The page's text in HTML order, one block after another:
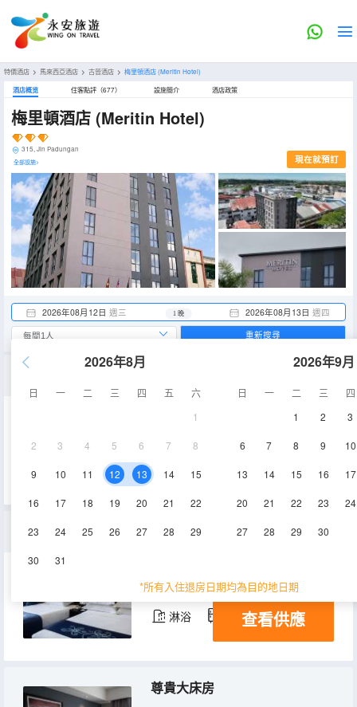
特價酒店 > 馬來西亞酒店 > 古晉酒店 > 梅里頓酒店(Meritin Hotel)
酒店概览 住客點評（677） 設施簡介 酒店政策
梅里頓酒店 (Meritin Hotel)
315, Jln Padungan
全部設施> 現在就預訂
2026年08月12日 週三 2026年08月13日 週四
1 晚
2026年8月
日 一 二 三 四 五
六
1
2 3 4 5 6 7 8
9 10 11 12 13 14 15
16 17 18 19 20 21 22
23 24 25 26 27 28 29
30 31
2026年9月
日 一 二 三
四
1
2 3
6 7 8 9 10
13 14 15 16 17
20 21 22 23 24
27 28 29 30
*所有入住退房日期均為目的地日期
重新搜尋
空調
豪華三人房
23㎡ 4層 空調
淋浴 冰箱查看供應
尊貴大床房